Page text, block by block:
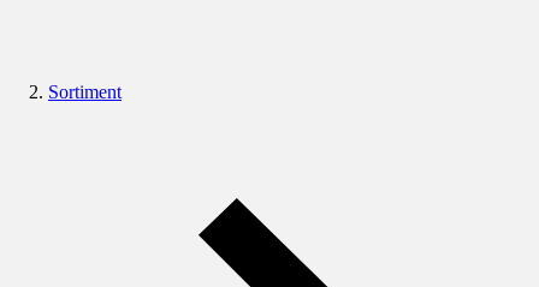
Sortiment